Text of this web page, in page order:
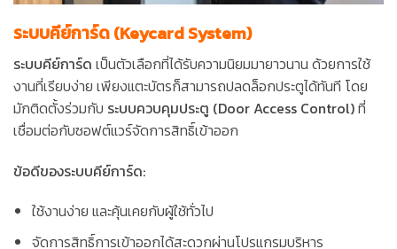
ระบบคีย์การ์ด (Keycard System)
ระบบคีย์การ์ด เป็นตัวเลือกที่ได้รับความนิยมมายาวนาน ด้วยการใช้
งานที่เรียบง่าย เพียงแตะบัตรก็สามารถปลดล็อกประตูได้ทันที โดย
มักติดตั้งร่วมกับ ระบบควบคุมประตู (Door Access Control)ที่
เชื่อมต่อกับซอฟต์แวร์จัดการสิทธิ์เข้าออก
ข้อดีของระบบคีย์การ์ด:
ใช้งานง่าย และคุ้นเคยกับผู้ใช้ทั่วไป
จัดการสิทธิ์การเข้าออกได้สะดวกผ่านโปรแกรมบริหาร